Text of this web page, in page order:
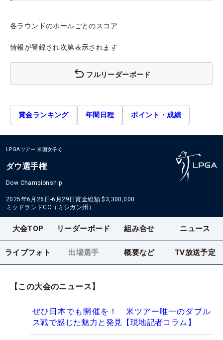
各ラウンドのホールごとのスコア
情報が登録され次第表示されます
フルリーダーボード
賞金ランキング 年間日程 ポイント・成績
LPGAツアー 米国女子
ダウ選手権
Dow Championship
2025年6月26日-6月29日賞金総額 $3,300,000
ミッドランドCC（ミシガン州）
大会TOP リーダーボード 組み合せ ニュース
ライブフォト 出場選手 概要など TV放送予定
【この大会のニュース】
ぜひ日本でも開催を！ 米ツアー唯一のダブル
ス戦で感じた魅力と発見【現地記者コラム】